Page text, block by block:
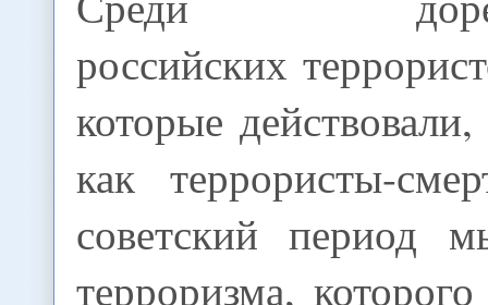
российских
которые
как террористы-
советский период
терроризма,